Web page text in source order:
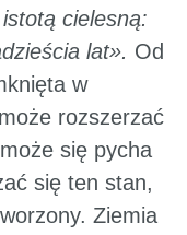
cielesną:
lat». Od
w
rozszerzać
się pycha
się ten stan,
Ziemia